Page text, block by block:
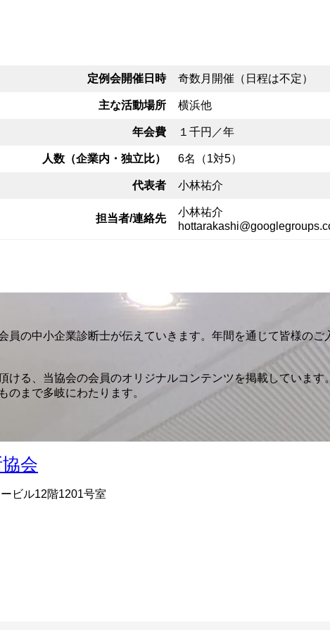
定例会開催日時 奇数⽉開催（⽇程は不定）
主な活動場所 横浜他
年会費 １千円／年
人数（企業内・独立比） 6名（1対5）
代表者 小林祐介
担当者/連絡先
小林祐介
員の中小企業診断士が伝えていきます。年間を通じて皆様の
ける、当協会の会員のオリジナルコンテンツを掲載していま
まで多岐にわたります。
ビル12階1201号室